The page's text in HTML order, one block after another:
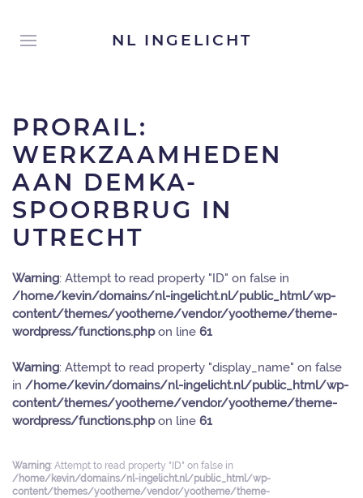
NL INGELICHT
PRORAIL:
WERKZAAMHEDEN
AAN DEMKA-
SPOORBRUG IN
UTRECHT
Warning: Attempt to read property "ID" on false in
/home/kevin/domains/nl-ingelicht.nl/public_html/wp-
content/themes/yootheme/vendor/yootheme/theme-
wordpress/functions.phpon line 61
Warning: Attempt to read property "display_name" on false
in /home/kevin/domains/nl-ingelicht.nl/public_html/wp-
content/themes/yootheme/vendor/yootheme/theme-
wordpress/functions.phpon line 61
Warning: Attempt to read property "ID" on false in
/home/kevin/domains/nl-ingelicht.nl/public_html/wp-
content/themes/yootheme/vendor/yootheme/theme-